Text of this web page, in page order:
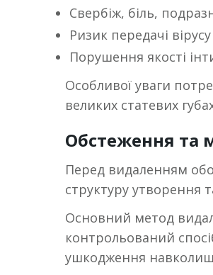
Свербіж, біль,
Ризик передачі
Порушення якості
Особливої уваги
великих статевих
Обстеження та
Перед видаленням
структуру утворення
Основний метод
контрольований
ушкодження